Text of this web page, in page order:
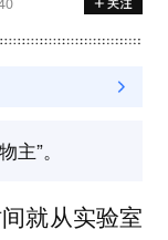
”。
就从实验室